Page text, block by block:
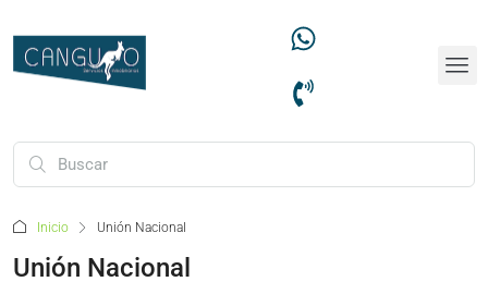
Inicio Unión Nacional
Unión Nacional